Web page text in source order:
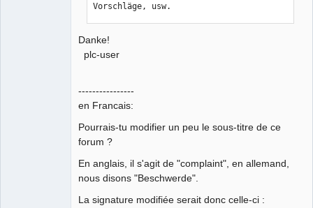
Vorschläge, usw.
Danke!
plc-user
----------------
en Francais:
Pourrais-tu modifier un peu le sous-titre de ce
forum ?
En anglais, il s'agit de "complaint", en allemand,
nous disons "Beschwerde".
La signature modifiée serait donc celle-ci :